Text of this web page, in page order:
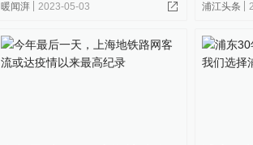
暖闻湃 2023-05-03 浦江头条